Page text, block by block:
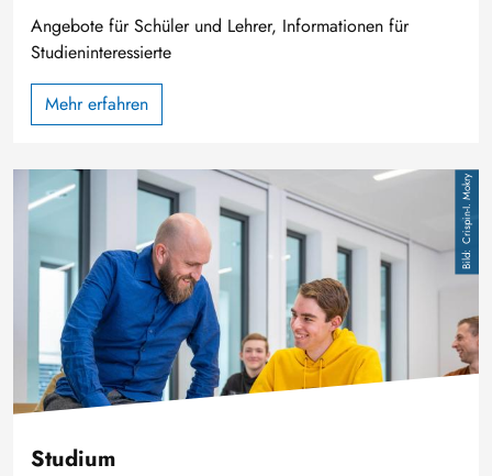
Angebote für Schüler und Lehrer, Informationen für
Studieninteressierte
Mehr erfahren
Crispin-I. Mokry
Studium